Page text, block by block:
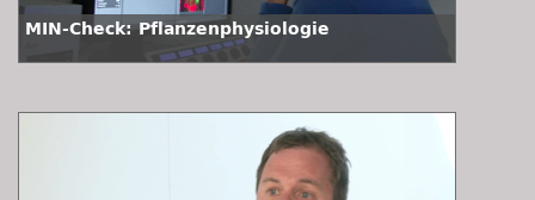
MIN-Check: Pflanzenphysiologie